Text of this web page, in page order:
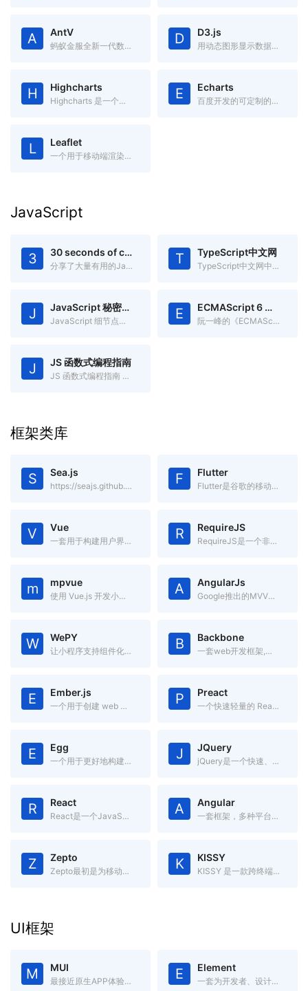
A AntV
蚂蚁金服全新一代数据可视化解决方案，致力于提供一套简单方便、专业可靠、无限可能的数据可视化最佳实践。 D D3.js
用动态图形显示数据的JavaScript库
H Highcharts
Highcharts 是一个用纯JavaScript编写的一个图表库，兼容IE6+ E Echarts
百度开发的可定制的数据可视化图表
L Leaflet
一个用于移动端渲染交互式地图开源JavaScript库
JavaScript
3 30 seconds of code
分享了大量有用的Javascript片段,你可以在30秒或更少时间中理解 T TypeScript中文网
TypeScript中文网中文文档
J JavaScript 秘密花园
JavaScript 细节点分析 E ECMAScript 6 入门
阮一峰的《ECMAScript 6入门》
J JS 函数式编程指南
JS 函数式编程指南 gitbook电子书
框架类库
S Sea.js
https://seajs.github.io/seajs/docs/ F Flutter
Flutter是谷歌的移动UI框架，可以快速在iOS和Android上构建高质量的原生用户界面。
V Vue
一套用于构建用户界面的渐进式框架.简单却不失优雅,小巧而不乏大匠 R RequireJS
RequireJS是一个非常小巧的JavaScript模块载入框架,是AMD规范最好的实现者之一
m mpvue
使用 Vue.js 开发小程序的前端框架。 A AngularJs
Google推出的MVVM框架
W WePY
让小程序支持组件化开发的框架 B Backbone
一套web开发框架,基于jQuery和underscore的一个前端js框架。
E Ember.js
一个用于创建 web 应用的 JavaScript MVC 框架 P Preact
一个快速轻量的 React 替代方案，具有 ES6 API、组件化和虚拟 DOM
E Egg
一个用于更好地构建企业应用的框架，内置流程管理，高度可定制，有强大的插件系统。 J JQuery
jQuery是一个快速、简洁的JavaScript框架.
R React
React是一个JavaScript框架,用于构建“可预期的”和“声明式的”Web用户界面. A Angular
一套框架，多种平台移动端 & 桌面端
Z Zepto
Zepto最初是为移动端开发的库,是jQuery的轻量级替代品 K KISSY
KISSY 是一款跨终端、模块化、高性能、使用简单的 JavaScript 框架。
UI框架
M MUI
最接近原生APP体验的高性能前端框架 E Element
一套为开发者、设计师和产品经理准备的基于 Vue 2.0 的桌面端组件库